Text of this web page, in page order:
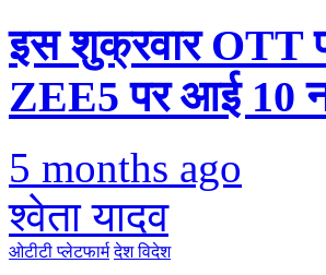
इस शुक्रवार OTT
ZEE5 पर आई 10
5 months ago
श्वेता यादव
ओटीटी प्लेटफार्म देश विदेश